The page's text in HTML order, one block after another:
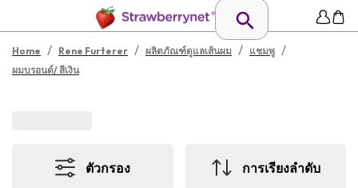
Home / Rene Furterer / ผลิตภัณฑ์ดูแลเส้นผม / แชมพู /
ผมบรอนด์/ สีเงิน
ตัวกรอง การเรียงลำดับ